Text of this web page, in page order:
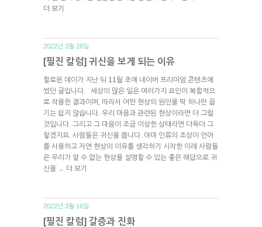
더 보기
2022년 3월 28일.
[필진 칼럼] 귀신을 보게 되는 이유
할로윈 데이가 지난 뒤 11월 초에 네이버 프리미엄 콘텐츠에
썼던 글입니다. 세상의 많은 일은 여러가지 요인이 복합적으
로 작용한 결과이며, 따라서 어떤 현상의 원인을 딱 하나만 꼽
기는 쉽지 않습니다. 우리 마음과 관련된 현상이라면 더 그럴
것입니다. 그리고 그 마음이 조금 이상한 상태라면 더욱더 그
렇겠지요. 사람들은 귀신을 봅니다. 아마 인류의 조상이 언어
를 사용하고 자연 현상의 이유를 생각하기 시작한 이래 사람들
은 우리가 알 수 없는 현상을 설명할 수 있는 좋은 해답으로 귀
신을 → 더 보기
2022년 3월 16일.
[필진 칼럼] 갈증과 진화